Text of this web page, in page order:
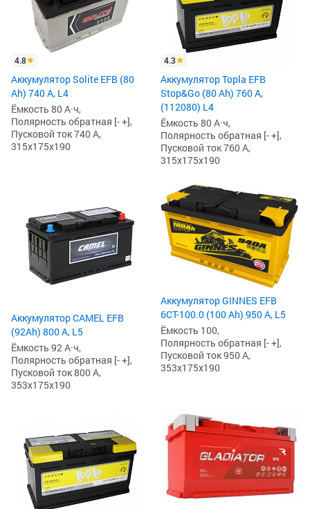
4.8
Аккумулятор Solite EFB (80
Ah) 740 А, L4
Ёмкость 80 А·ч,
Полярность обратная [- +],
Пусковой ток 740 А,
315x175x190
4.3
Аккумулятор Topla EFB
Stop&Go (80 Ah) 760 А,
(112080) L4
Ёмкость 80 А·ч,
Полярность обратная [- +],
Пусковой ток 760 А,
315x175x190
Аккумулятор CAMEL EFB
(92Ah) 800 А, L5
Ёмкость 92 А·ч,
Полярность обратная [- +],
Пусковой ток 800 А,
353x175x190
Аккумулятор GINNES EFB
6СТ-100.0 (100 Ah) 950 А, L5
Ёмкость 100,
Полярность обратная [- +],
Пусковой ток 950 А,
353x175x190